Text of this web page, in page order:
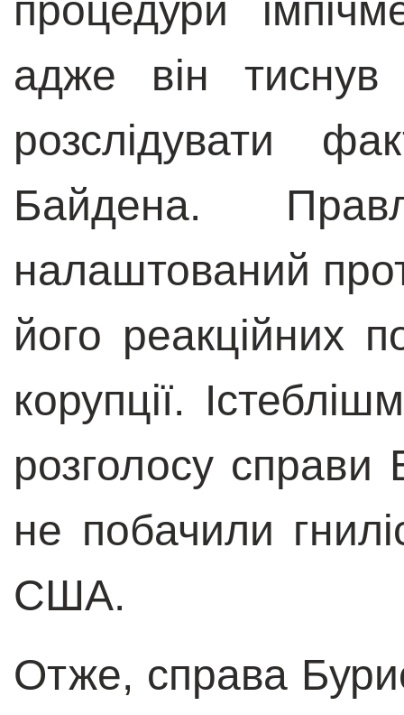
процедури
адже він
розслідувати
Байдена.
налаштований
його реакційних
корупції.
розголосу
не побачили
США.
Отже, справа